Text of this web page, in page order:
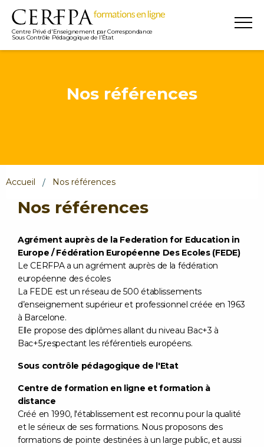
Centre Privé d'Enseignement par Correspondance
Sous Contrôle Pédagogique de l’État
Nos références
Accueil Nos références
Nos références
Agrément auprès de la Federation for Education in
Europe / Fédération Européenne Des Ecoles (FEDE)
Le CERFPA a un agrément auprès de la fédération
européenne des écoles
La FEDE est un réseau de 500 établissements
d’enseignement supérieur et professionnel créée en 1963
à Barcelone.
Elle propose des diplômes allant du niveau Bac+3 à
Bac+5,respectant les référentiels européens.
Sous contrôle pédagogique de l'Etat
Centre de formation en ligne et formation à
distance
Créé en 1990, l'établissement est reconnu pour la qualité
et le sérieux de ses formations. Nous proposons des
formations de pointe destinées à un large public, et aussi